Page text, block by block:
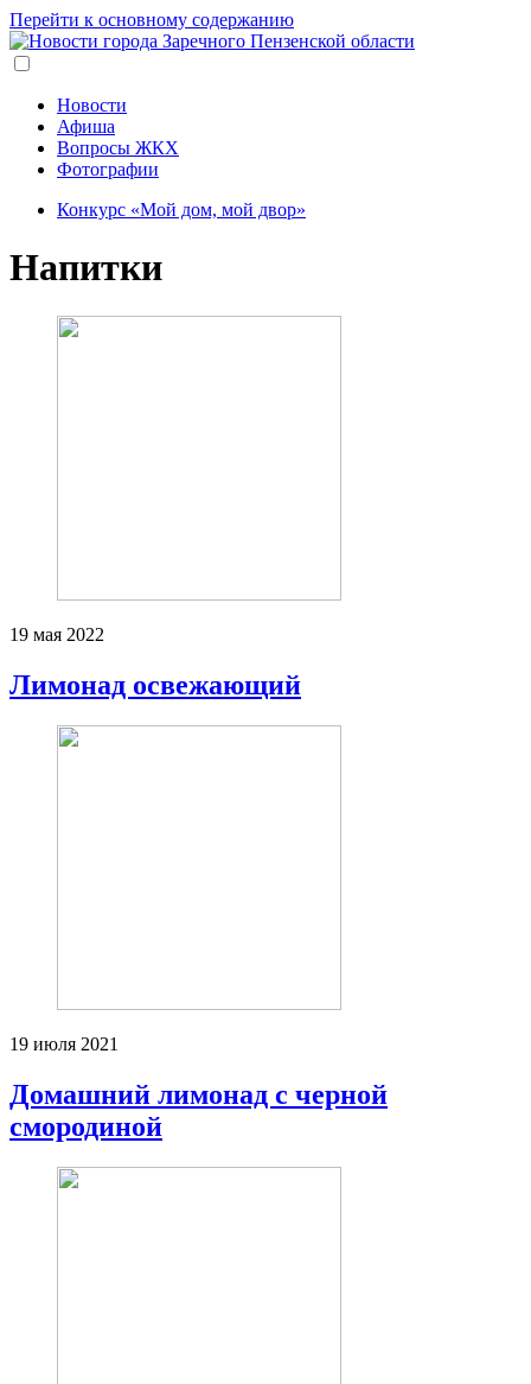
Перейти к основному содержанию
Новости
Афиша
Вопросы ЖКХ
Фотографии
Конкурс «Мой дом, мой двор»
Напитки
19 мая 2022
Лимонад освежающий
19 июля 2021
Домашний лимонад с черной
смородиной